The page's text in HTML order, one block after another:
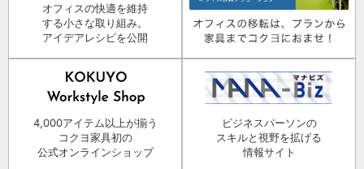
オフィスの快適を維持
する小さな取り組み。
アイデアレシピを公開
4,000アイテム以上が揃う
コクヨ家具初の
公式オンラインショップ
ビジネスパーソンの
スキルと視野を拡げる
情報サイト